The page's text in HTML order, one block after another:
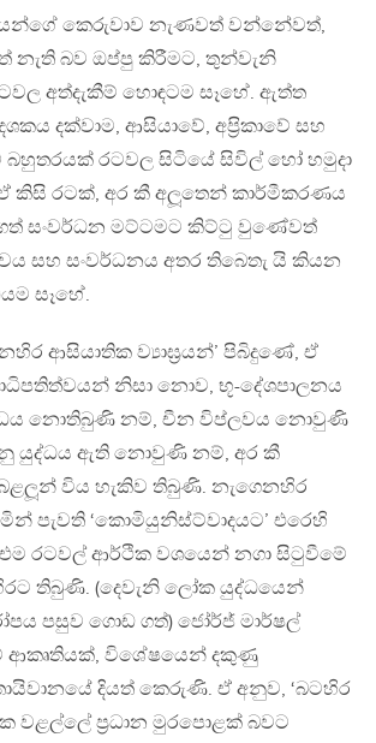
කෙරුවාව නැණවත් වන්නේවත්,
නැති බව ඔප්පු කිරීමට, තුන්වැනි
අත්දැකීම් හොඳටම සෑහේ. ඇත්ත
දක්වාම, ආසියාවේ, අප‍්‍රිකාවේ සහ
රටවල සිටියේ සිවිල් හෝ හමුදා
කිසි රටක්, අර කී අලූතෙන් කාර්මීකරණය
සංවර්ධන මට්ටමට කිට්ටු වුණේවත්
සහ සංවර්ධනය අතර තිබෙතැ යි කියන
සෑහේ.
ආසියාතික ව්‍යාඝ‍්‍රයන්’ පිබිදුණේ, ඒ
නිසා නොව, භූ-දේශපාලනය
නොතිබුණි නම්, චීන විප්ලවය නොවුණි
යුද්ධය ඇති නොවුණි නම්, අර කී
බළලූන් විය හැකිව තිබුණි. නැගෙනහිර
පැවති ‘කොමියුනිස්ට්වාදයට’ එරෙහි
රටවල් ආර්ථික වශයෙන් නගා සිටුවීමේ
තිබුණි. (දෙවැනි ලෝක යුද්ධයෙන්
පසුව ගොඩ ගත්) ජෝර්ජ් මාර්ෂල්
ආකෘතියක්, විශේෂයෙන් දකුණු
දියත් කෙරුණි. ඒ අනුව, ‘බටහිර
ප‍්‍රධාන මුරපොළක් බවට